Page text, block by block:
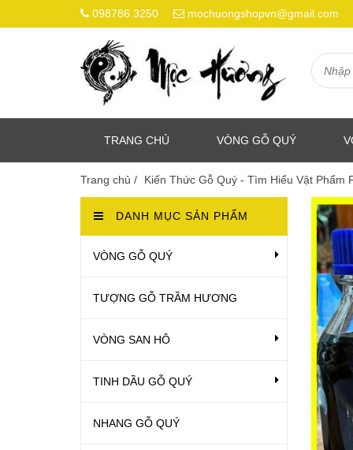
098786.3250 mochuongshopvn@gmail.com
TRANG CHỦ VÒNG GỖ QUÝ
Trang chủ / Kiến Thức Gỗ Quý - Tìm Hiểu Vật Phẩm
DANH MỤC SẢN PHẨM
VÒNG GỖ QUÝ
TƯỢNG GỖ TRẦM HƯƠNG
VÒNG SAN HÔ
TINH DẦU GỖ QUÝ
NHANG GỖ QUÝ